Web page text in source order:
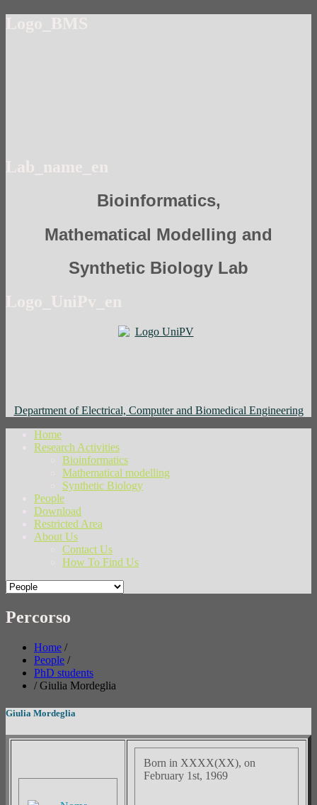
Bioinformatics,
Mathematical Modelling and
Synthetic Biology Lab
Department of Electrical, Computer and Biomedical Engineering
Home
Research Activities
Bioinformatics
Mathematical modelling
Synthetic Biology
People
Download
Restricted Area
About Us
Contact Us
How To Find Us
Percorso
Home /
People /
PhD students
/ Giulia Mordeglia
Giulia Mordeglia
Born in XXXX(XX), on
February 1st, 1969